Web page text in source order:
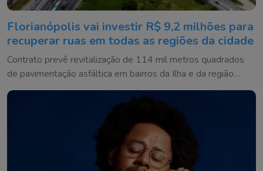
Florianópolis vai investir R$ 9,2 milhões para
recuperar ruas em todas as regiões da cidade
Contrato prevê revitalização de 114 mil metros quadrados
de pavimentação asfáltica em bairros da Ilha e da região
continental